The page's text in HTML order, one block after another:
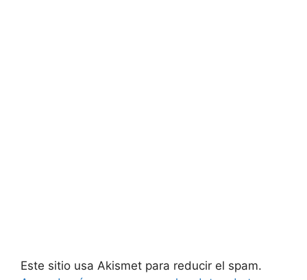
Este sitio usa Akismet para reducir el spam.